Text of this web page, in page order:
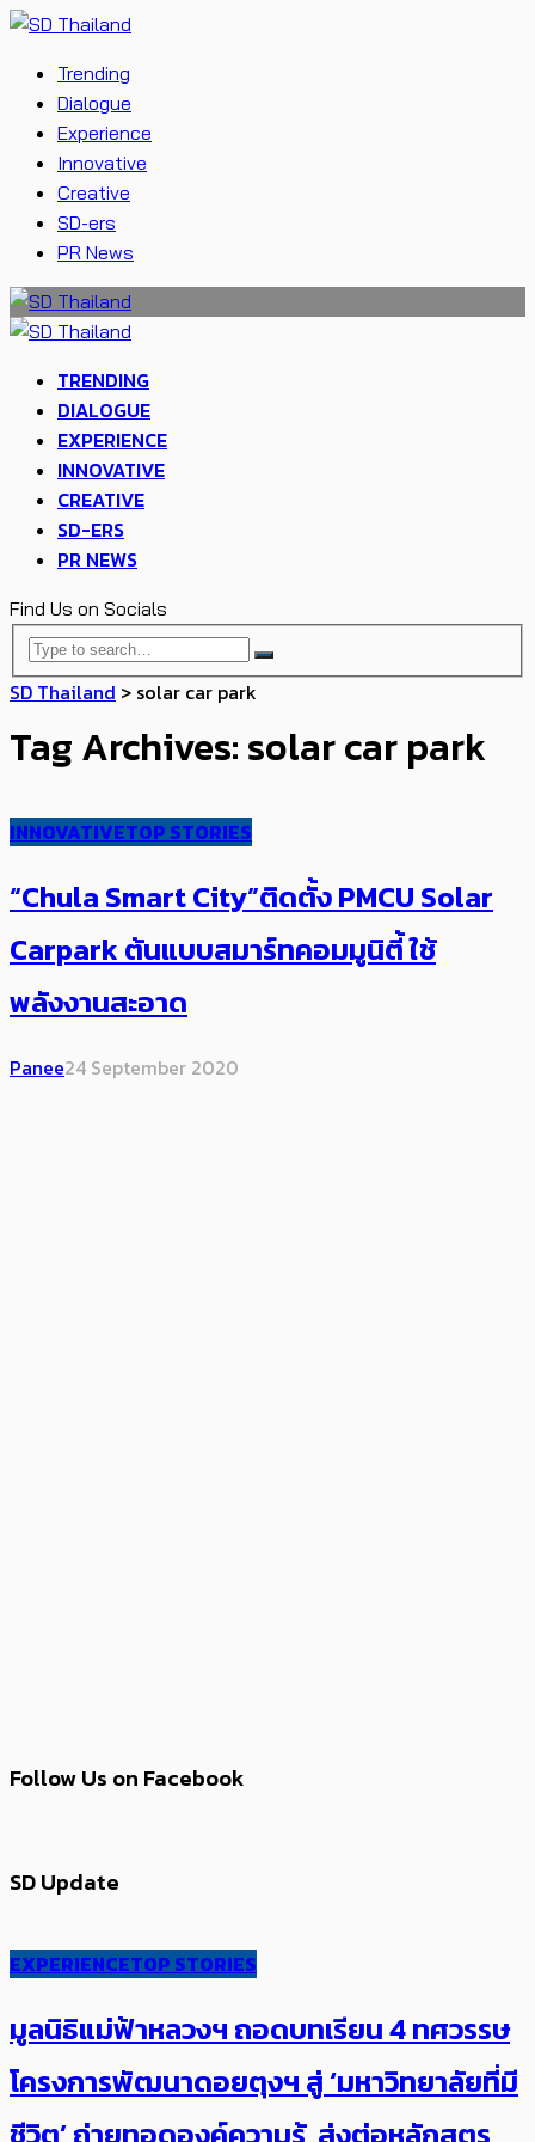
Trending
Dialogue
Experience
Innovative
Creative
SD-ers
PR News
TRENDING
DIALOGUE
EXPERIENCE
INNOVATIVE
CREATIVE
SD-ERS
PR NEWS
Find Us on Socials
SD Thailand > solar car park
Tag Archives: solar car park
INNOVATIVETOP STORIES
“Chula Smart City”ติดตั้ง PMCU Solar
Carpark ต้นแบบสมาร์ทคอมมูนิตี้ ใช้
พลังงานสะอาด
Panee24 September 2020
Follow Us on Facebook
SD Update
EXPERIENCETOP STORIES
มูลนิธิแม่ฟ้าหลวงฯ ถอดบทเรียน 4 ทศวรรษ
โครงการพัฒนาดอยตุงฯ สู่ ‘มหาวิทยาลัยที่มี